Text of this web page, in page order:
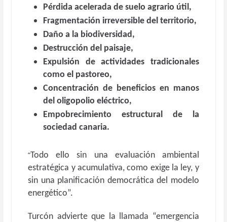
Pérdida acelerada de suelo agrario útil,
Fragmentación irreversible del territorio,
Daño a la biodiversidad,
Destrucción del paisaje,
Expulsión de actividades tradicionales
como el pastoreo,
Concentración de beneficios en manos
del oligopolio eléctrico,
Empobrecimiento estructural de la
sociedad canaria.
“Todo ello sin una evaluación ambiental
estratégica y acumulativa, como exige la ley, y
sin una planificación democrática del modelo
energético”.
Turcón advierte que la llamada “emergencia